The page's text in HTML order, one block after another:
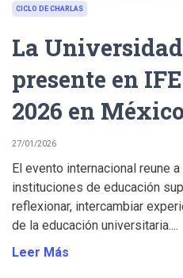
CICLO DE CHARLAS
La
presente en
2026 en México
27/01/2026
El evento internacional reune
instituciones de educación
reflexionar, intercambiar
de la educación universitaria....
Leer Más